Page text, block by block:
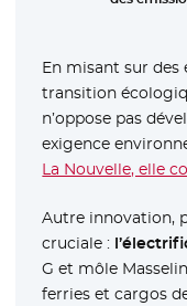
En misant sur des
transition
n’oppose pas
exigence
La Nouvelle, elle
Autre innovation,
cruciale :
G et môle
ferries et cargos